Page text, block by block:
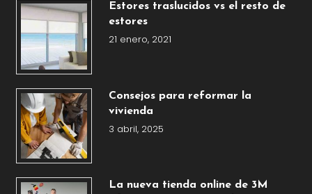
Estores traslucidos vs el resto de
estores
21 enero, 2021
Consejos para reformar la
vivienda
3 abril, 2025
La nueva tienda online de 3M